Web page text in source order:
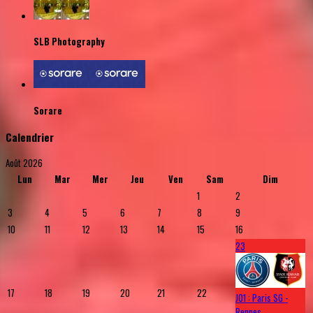
SLB Photography
Sorare
Calendrier
Août 2026
Lun
Mar Mer Jeu Ven Sam
Dim
1
2
3
4 5 6 7 8
9
10
11 12 13 14 15 16
17 18 19 20 21 22
23
J01 : Paris SG -